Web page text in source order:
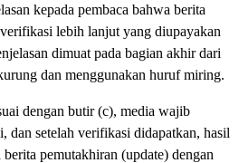
kepada pembaca bahwa berita
lebih lanjut yang diupayakan
dimuat pada bagian akhir dari
dan menggunakan huruf miring.
dengan butir (c), media wajib
dan setelah verifikasi didapatkan, hasil
pemutakhiran (update) dengan